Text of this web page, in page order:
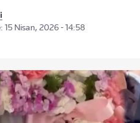
15 Nisan, 2026 - 14:58